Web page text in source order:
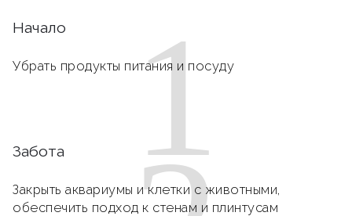
1
Начало
Убрать продукты питания и посуду
Забота
Закрыть аквариумы и клетки с животными,
обеспечить подход к стенам и плинтусам